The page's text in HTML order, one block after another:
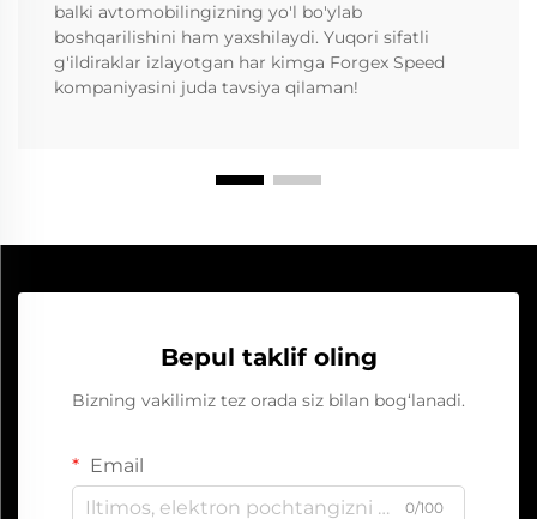
balki avtomobilingizning yo'l bo'ylab
boshqarilishini ham yaxshilaydi. Yuqori sifatli
g'ildiraklar izlayotgan har kimga Forgex Speed
kompaniyasini juda tavsiya qilaman!
Bepul taklif oling
Bizning vakilimiz tez orada siz bilan bog‘lanadi.
Email
0/100